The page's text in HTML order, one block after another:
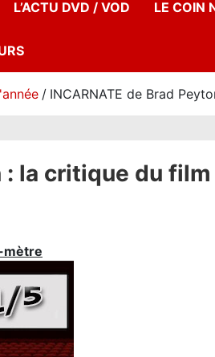
L’ACTU DVD / VOD LE COIN
INCARNATE de Brad
: la critique du
mètre